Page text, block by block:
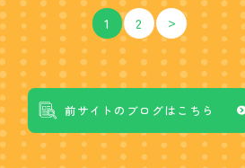
1 2 >
前サイトのブログはこちら